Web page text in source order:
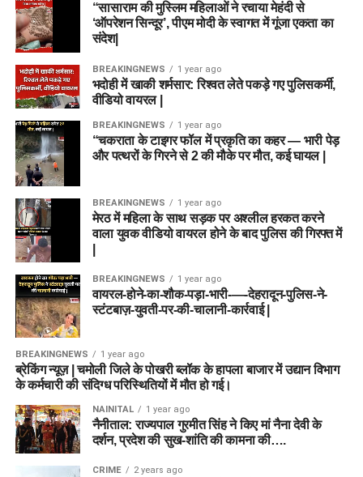
“सासाराम की मुस्लिम महिलाओं ने रचाया मेहंदी से
‘ऑपरेशन सिन्दूर’, पीएम मोदी के स्वागत में गूंजा एकता का
संदेश|
BREAKINGNEWS 1 year ago
भदोही में खाकी शर्मसार: रिश्वत लेते पकड़े गए पुलिसकर्मी,
वीडियो वायरल |
BREAKINGNEWS 1 year ago
“चकराता के टाइगर फॉल में प्रकृति का कहर — भारी पेड़
और पत्थरों के गिरने से 2 की मौके पर मौत, कई घायल |
BREAKINGNEWS 1 year ago
मेरठ में महिला के साथ सड़क पर अश्लील हरकत करने
वाला युवक वीडियो वायरल होने के बाद पुलिस की गिरफ्त में
BREAKINGNEWS 1 year ago
वायरल-होने-का-शौक-पड़ा-भारी-—-देहरादून-पुलिस-ने-
स्टंटबाज़-युवती-पर-की-चालानी-कार्रवाई |
BREAKINGNEWS 1 year ago
ब्रेकिंग न्यूज़ | चमोली जिले के पोखरी ब्लॉक के हापला बाजार में उद्यान विभाग
के कर्मचारी की संदिग्ध परिस्थितियों में मौत हो गई।
NAINITAL 1 year ago
नैनीताल: राज्यपाल गुरमीत सिंह ने किए मां नैना देवी के
दर्शन, प्रदेश की सुख-शांति की कामना की….
CRIME 2 years ago